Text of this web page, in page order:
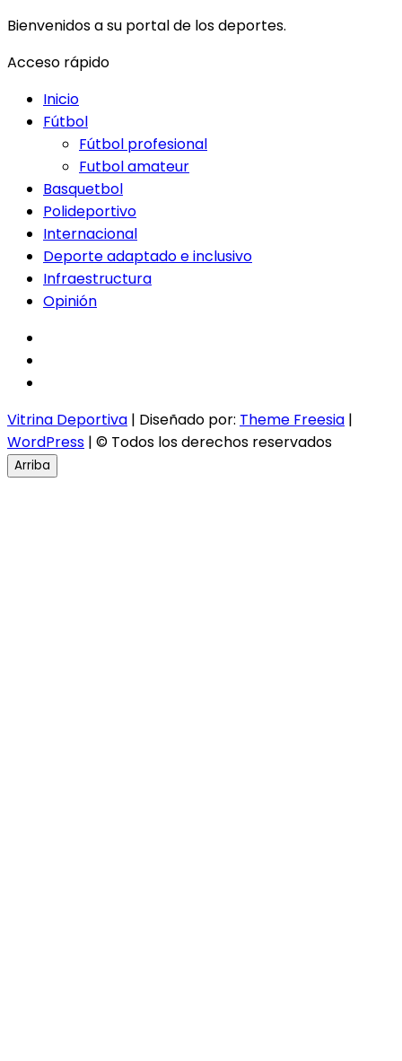
Bienvenidos a su portal de los deportes.
Acceso rápido
Inicio
Fútbol
Fútbol profesional
Futbol amateur
Basquetbol
Polideportivo
Internacional
Deporte adaptado e inclusivo
Infraestructura
Opinión
Vitrina Deportiva | Diseñado por: Theme Freesia |
WordPress | © Todos los derechos reservados
Arriba